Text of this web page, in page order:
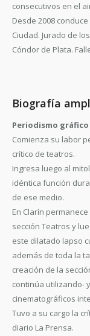
consecutivos en el
Desde 2008 conduce
Ciudad. Jurado de
Cóndor de Plata.
Biografía
Periodismo gráfico
Comienza su labor
crítico de teatros.
Ingresa luego al
idéntica función
de ese medio.
En Clarín
sección Teatros y
este dilatado lapso
además de toda la
creación de la
continúa utilizando-
cinematográficos
Tuvo a su cargo la
diario La Prensa.